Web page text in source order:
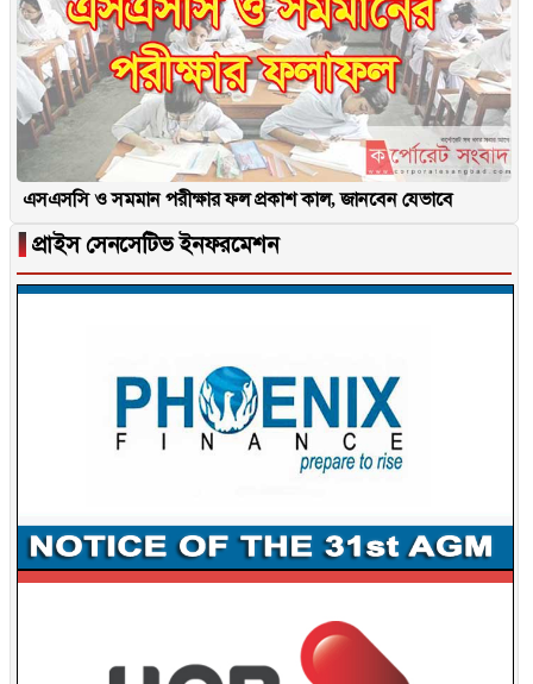
এসএসসি ও সমমান পরীক্ষার ফল প্রকাশ কাল, জানবেন যেভাবে
▐ প্রাইস সেনসেটিভ ইনফরমেশন